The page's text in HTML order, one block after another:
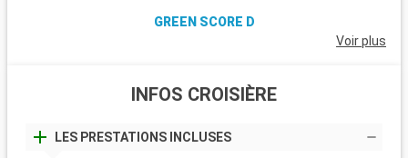
GREEN SCORE D
Voir plus
INFOS CROISIÈRE
LES PRESTATIONS INCLUSES